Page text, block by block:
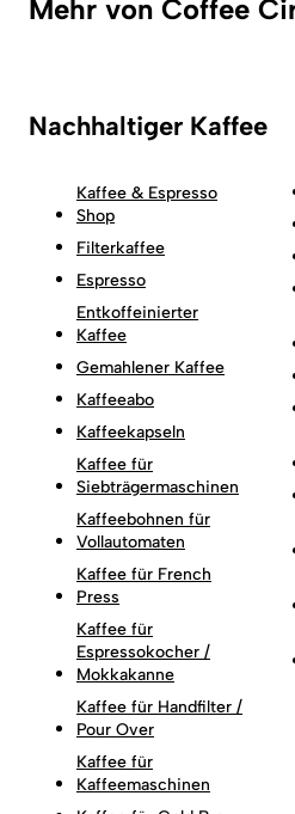
Mehr von Coffee
Nachhaltiger Kaffee
Kaffee & Espresso
Shop
Filterkaffee
Espresso
Entkoffeinierter
Kaffee
Gemahlener Kaffee
Kaffeeabo
Kaffeekapseln
Kaffee für
Siebträgermaschinen
Kaffeebohnen für
Vollautomaten
Kaffee für French
Press
Kaffee für
Espressokocher /
Mokkakanne
Kaffee für Handfilter /
Pour Over
Kaffee für
Kaffeemaschinen